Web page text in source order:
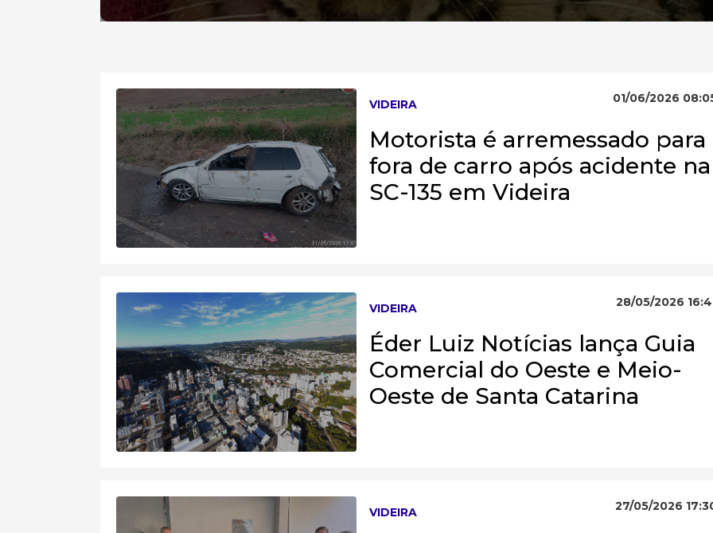
VIDEIRA 01/06/2026
Motorista é arremessado para
fora de carro após acidente na
SC-135 em Videira
VIDEIRA 28/05/2026
Éder Luiz Notícias lança Guia
Comercial do Oeste e Meio-
Oeste de Santa Catarina
VIDEIRA 27/05/2026